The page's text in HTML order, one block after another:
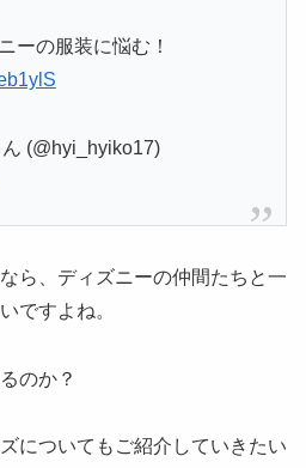
ーの服装に悩む！
(@hyi_hyiko17)
ら、ディズニーの仲間たちと一
ですよね。
のか？
についてもご紹介していきたい